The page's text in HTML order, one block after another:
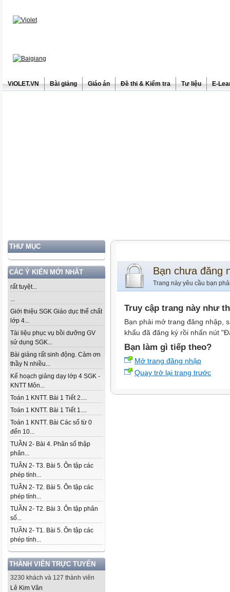
ViOLET.VN Bài giảng Giáo án Đề thi & Kiểm tra Tư liệu E-
THƯ MỤC
CÁC Ý KIẾN MỚI NHẤT
rất tuyệt...
...
Giới thiệu SGK Giáo dục thể chất
lớp 4...
Tài liệu phục vụ bồi dưỡng GV
sử dụng SGK...
Bài giảng rất sinh động. Cảm ơn
thầy N nhiều...
Kế hoạch giảng dạy lớp 4 SGK -
KNTT Môn...
Toán 1 KNTT. Bài 1 Tiết 2....
Toán 1 KNTT. Bài 1 Tiết 1....
Toán 1 KNTT. Bài Các số từ 0
đến 10...
TUẦN 2- Bài 4. Phân số thập
phân...
TUẦN 2- T3. Bài 5. Ôn tập các
phép tính...
TUẦN 2- T2. Bài 5. Ôn tập các
phép tính...
TUẦN 2- T2. Bài 3. Ôn tập phân
số...
TUẦN 2- T1. Bài 5. Ôn tập các
phép tính...
THÀNH VIÊN TRỰC TUYẾN
3230 khách và 127 thành viên
Lê Kim Vân
Bạn chưa đăng
Trang này yêu cầu bạn
Truy cập trang này như
Bạn phải mở trang đăng nhập,
khẩu đã đăng ký rồi nhấn nút
Bạn làm gì tiếp theo?
Mở trang đăng nhập
Quay trở lại trang trước